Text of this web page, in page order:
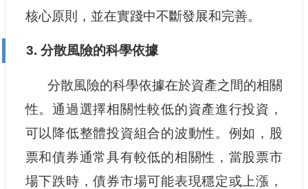
核心原則，並在實踐中不斷發展和完善。
3. 分散風險的科學依據
分散風險的科學依據在於資產之間的相關
性。通過選擇相關性較低的資產進行投資，
可以降低整體投資組合的波動性。例如，股
票和債券通常具有較低的相關性，當股票市
場下跌時，債券市場可能表現穩定或上漲，